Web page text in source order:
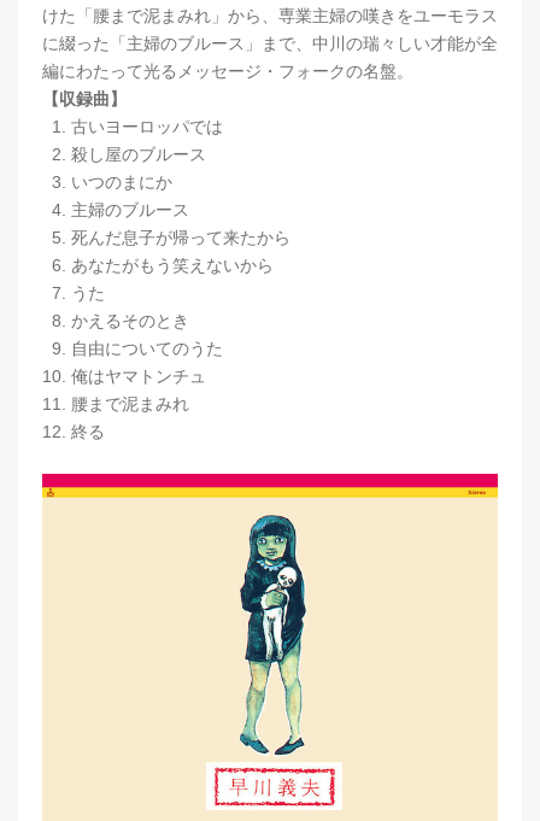
けた「腰まで泥まみれ」から、専業主婦の嘆きをユーモラス
に綴った「主婦のブルース」まで、中川の瑞々しい才能が全
編にわたって光るメッセージ・フォークの名盤。
【収録曲】
1. 古いヨーロッパでは
2. 殺し屋のブルース
3. いつのまにか
4. 主婦のブルース
5. 死んだ息子が帰って来たから
6. あなたがもう笑えないから
7. うた
8. かえるそのとき
9. 自由についてのうた
10. 俺はヤマトンチュ
11. 腰まで泥まみれ
12. 終る